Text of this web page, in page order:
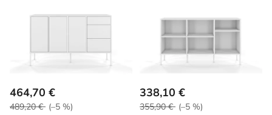
464,70 €
489,20 € (–5 %)
338,10 €
355,90 € (–5 %)